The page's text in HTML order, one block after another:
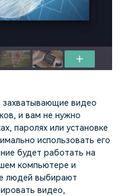
захватывающие видео
и вам не нужно
паролях или установке
использовать его
будет работать на
компьютере и
людей выбирают
видео,